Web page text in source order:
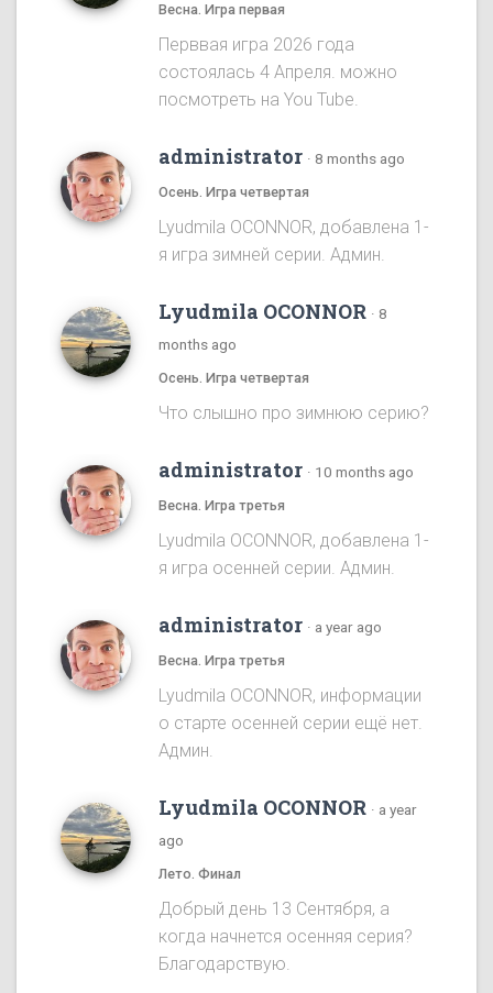
Весна. Игра первая
Перввая игра 2026 года
состоялась 4 Апреля. можно
посмотреть на You Tube.
administrator · 8 months ago
Осень. Игра четвертая
Lyudmila OCONNOR, добавлена 1-
я игра зимней серии. Админ.
Lyudmila OCONNOR · 8
months ago
Осень. Игра четвертая
Что слышно про зимнюю серию?
administrator · 10 months ago
Весна. Игра третья
Lyudmila OCONNOR, добавлена 1-
я игра осенней серии. Админ.
administrator · a year ago
Весна. Игра третья
Lyudmila OCONNOR, информации
о старте осенней серии ещё нет.
Админ.
Lyudmila OCONNOR · a year
ago
Лето. Финал
Добрый день 13 Сентября, а
когда начнется осенняя серия?
Благодарствую.